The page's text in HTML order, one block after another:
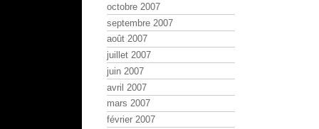
octobre 2007
septembre 2007
août 2007
juillet 2007
juin 2007
avril 2007
mars 2007
février 2007